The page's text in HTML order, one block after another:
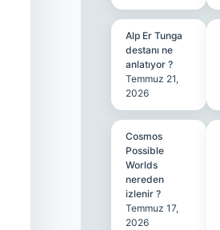
Alp Er Tunga
destanı ne
anlatıyor ?
Temmuz 21,
2026
Cosmos
Possible
Worlds
nereden
izlenir ?
Temmuz 17,
2026